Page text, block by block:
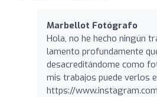
Marbellot Fotógrafo
Hola, no he hecho ningún
lamento profundamente
desacreditándome como
mis trabajos puede verlos
https://